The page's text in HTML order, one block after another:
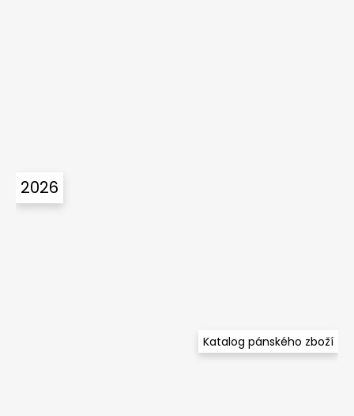
2026
Katalog pánského zboží